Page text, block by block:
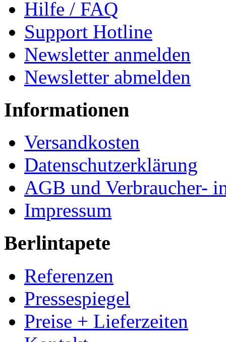
Hilfe / FAQ
Support Hotline
Newsletter anmelden
Newsletter abmelden
Informationen
Versandkosten
Datenschutzerklärung
AGB und Verbraucher-
Impressum
Berlintapete
Referenzen
Pressespiegel
Preise + Lieferzeiten